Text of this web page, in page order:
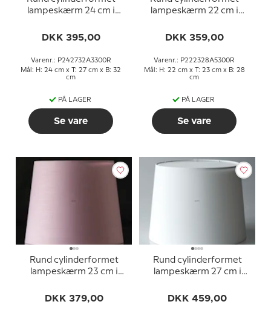
lampeskærm 24 cm i
DKK 395,00
Varenr.: P242732A3300R
Mål: H: 24 cm x T: 27 cm x B: 32
cm
PÅ LAGER
Se vare
lampeskærm 22 cm i
DKK 359,00
Varenr.: P222328A5300R
Mål: H: 22 cm x T: 23 cm x B: 28
cm
PÅ LAGER
Se vare
Rund cylinderformet
lampeskærm 23 cm i
DKK 379,00
Rund cylinderformet
lampeskærm 27 cm i
DKK 459,00